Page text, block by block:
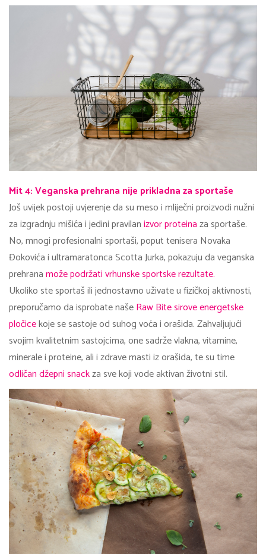
Mit 4: Veganska prehrana nije prikladna za sportaše
Još uvijek postoji uvjerenje da su meso i mliječni proizvodi nužni
za izgradnju mišića i jedini pravilanizvor proteinaza sportaše.
No, mnogi profesionalni sportaši, poput tenisera Novaka
Đokovića i ultramaratonca Scotta Jurka, pokazuju da veganska
prehranamože podržati vrhunske sportske rezultate.
Ukoliko ste sportaš ili jednostavno uživate u fizičkoj aktivnosti,
preporučamo da isprobate našeRaw Bite sirove energetske
pločicekoje se sastoje od suhog voća i orašida. Zahvaljujući
svojim kvalitetnim sastojcima, one sadrže vlakna, vitamine,
minerale i proteine, ali i zdrave masti iz orašida, te su time
odličan džepni snackza sve koji vode aktivan životni stil.